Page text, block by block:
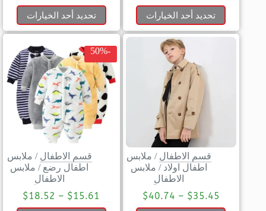
تحديد أحد الخيارات
تحديد أحد الخيارات
قسم الاطفال / ملابس
اطفال اولاد / ملابس
الاطفال
$35.45
–
$40.74
-50%
قسم الاطفال / ملابس
اطفال رضع / ملابس
الاطفال
$15.61
–
$18.52